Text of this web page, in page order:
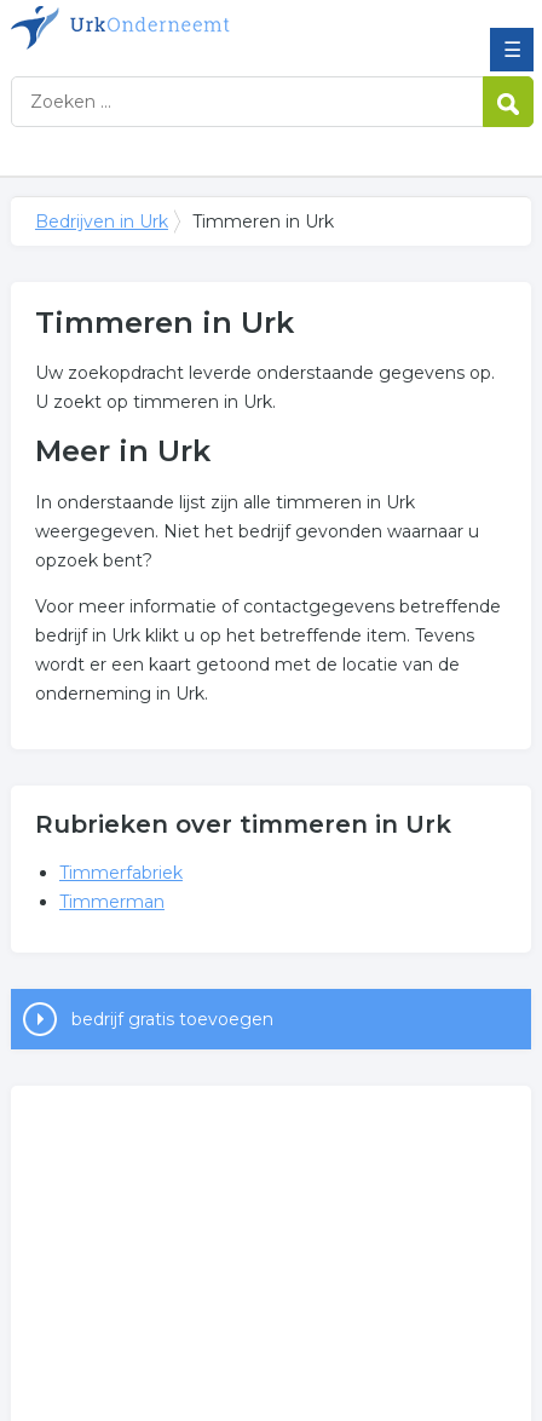
☰
Bedrijven in Urk Timmeren in Urk
Timmeren in Urk
Uw zoekopdracht leverde onderstaande gegevens op.
U zoekt op timmeren in Urk.
Meer in Urk
In onderstaande lijst zijn alle timmeren in Urk
weergegeven. Niet het bedrijf gevonden waarnaar u
opzoek bent?
Voor meer informatie of contactgegevens betreffende
bedrijf in Urk klikt u op het betreffende item. Tevens
wordt er een kaart getoond met de locatie van de
onderneming in Urk.
Rubrieken over timmeren in Urk
Timmerfabriek
Timmerman
bedrijf gratis toevoegen